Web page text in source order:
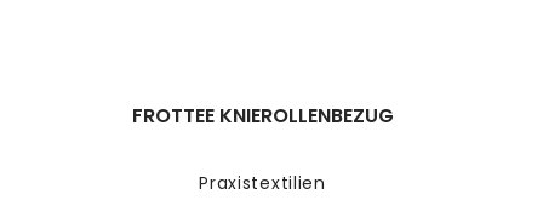
Praxistextilien
FROTTEE KNIEROLLENBEZUG